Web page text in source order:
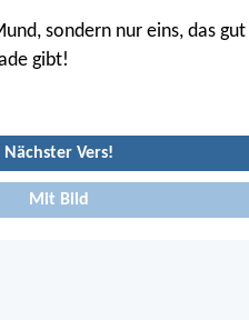
sondern nur eins, das
gibt!
Nächster Vers!
Mit Bild